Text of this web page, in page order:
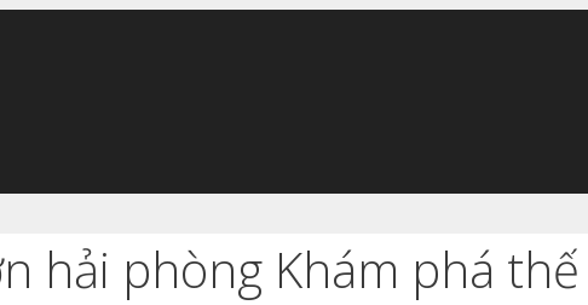
hải phòng Khám phá thế